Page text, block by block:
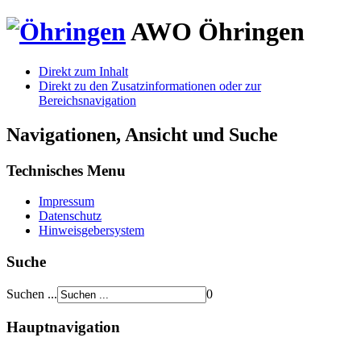
AWO Öhringen
Direkt zum Inhalt
Direkt zu den Zusatzinformationen oder zur
Bereichsnavigation
Navigationen, Ansicht und Suche
Technisches Menu
Impressum
Datenschutz
Hinweisgebersystem
Suche
Suchen ... 0
Hauptnavigation